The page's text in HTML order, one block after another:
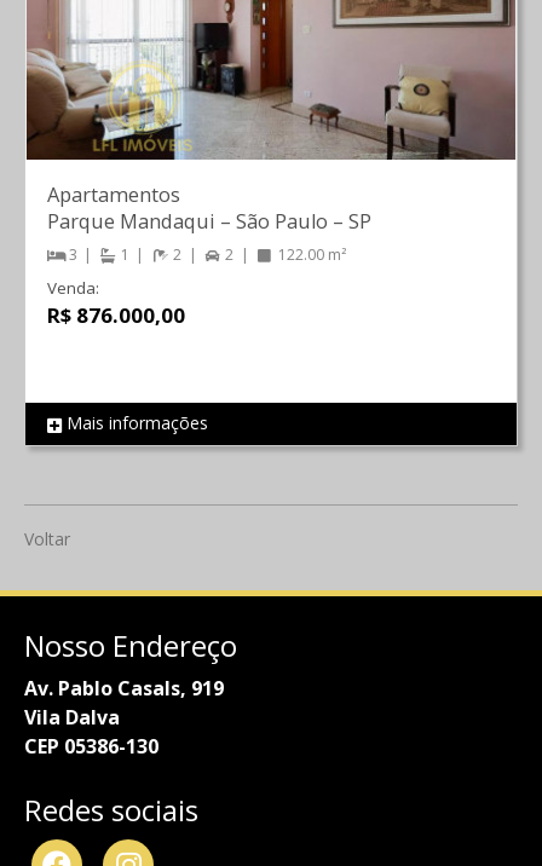
REF 854
Apartamentos
Parque Mandaqui – São Paulo – SP
3 1 2 2 122.00 m²
Venda:
R$ 876.000,00
Mais informações
Voltar
Nosso Endereço
Av. Pablo Casals, 919
Vila Dalva
CEP 05386-130
Redes sociais